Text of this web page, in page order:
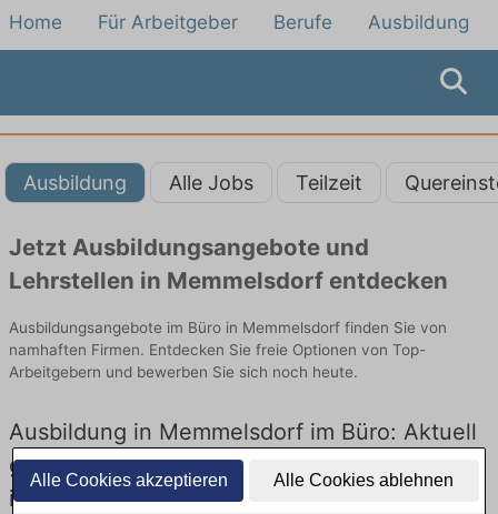
Alle Cookies akzeptieren Alle Cookies ablehnen
Home Für Arbeitgeber Berufe Ausbildung
Ausbildung Alle Jobs Teilzeit
Jetzt Ausbildungsangebote und
Lehrstellen in Memmelsdorf entdecken
Ausbildungsangebote im Büro in Memmelsdorf finden Sie von
namhaften Firmen. Entdecken Sie freie Optionen von Top-
Arbeitgebern und bewerben Sie sich noch heute.
Ausbildung in Memmelsdorf im Büro: Aktuell
gibt es keine Stellenangebote für Ausbildung
in Memmelsdorf